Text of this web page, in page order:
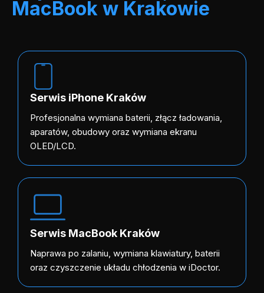
MacBook w Krakowie
Serwis iPhone Kraków
Profesjonalna wymiana baterii, złącz ładowania,
aparatów, obudowy oraz wymiana ekranu
OLED/LCD.
Serwis MacBook Kraków
Naprawa po zalaniu, wymiana klawiatury, baterii
oraz czyszczenie układu chłodzenia w iDoctor.